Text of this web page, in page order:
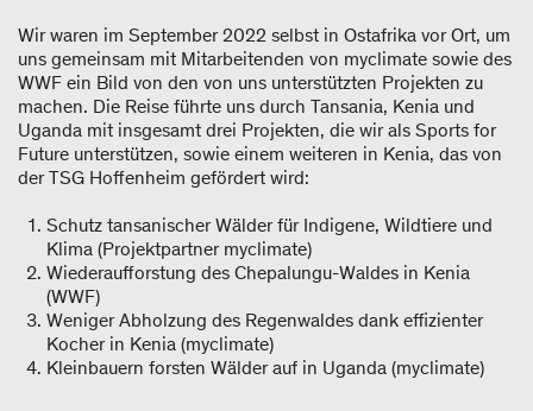
Wir waren im September 2022 selbst in Ostafrika vor Ort, um
uns gemeinsam mit Mitarbeitenden von myclimate sowie des
WWF ein Bild von den von uns unterstützten Projekten zu
machen. Die Reise führte uns durch Tansania, Kenia und
Uganda mit insgesamt drei Projekten, die wir als Sports for
Future unterstützen, sowie einem weiteren in Kenia, das von
der TSG Hoffenheim gefördert wird:
Schutz tansanischer Wälder für Indigene, Wildtiere und
Klima (Projektpartner myclimate)
Wiederaufforstung des Chepalungu-Waldes in Kenia
(WWF)
Weniger Abholzung des Regenwaldes dank effizienter
Kocher in Kenia (myclimate)
Kleinbauern forsten Wälder auf in Uganda (myclimate)